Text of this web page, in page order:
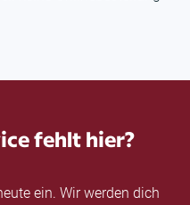
fehlt hier?
ein. Wir werden dich